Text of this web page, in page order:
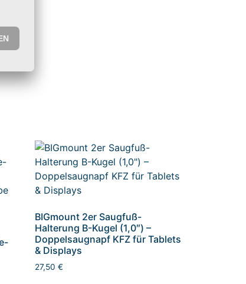
BIGmount 2er Saugfuß-
Halterung B-Kugel (1,0″) –
Doppelsaugnapf KFZ für Tablets
& Displays
27,50€